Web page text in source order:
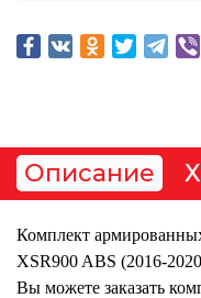
Описание
Комплект
XSR900 ABS (2016-
Вы можете заказать